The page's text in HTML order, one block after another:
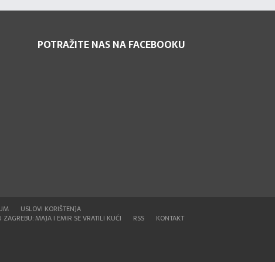
POTRAŽITE NAS NA FACEBOOKU
USLOVI KORIŠTENJA
MAJA I EMIR SE VRATILI KUĆI
RSS KONTAKT